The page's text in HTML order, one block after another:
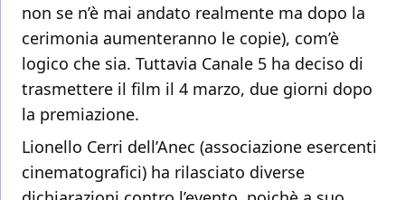
non se n’è mai andato realmente ma dopo la
cerimonia aumenteranno le copie), com’è
logico che sia. Tuttavia Canale 5 ha deciso di
trasmettere il film il 4 marzo, due giorni dopo
la premiazione.
Lionello Cerri dell’Anec (associazione esercenti
cinematografici) ha rilasciato diverse